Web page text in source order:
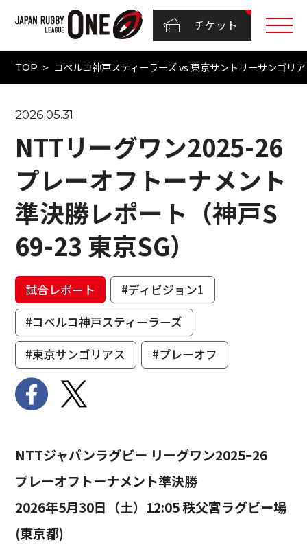
チケット
TOP コベルコ神戸スティーラーズ vs 東京サントリーサンゴ
2026.05.31
NTTリーグワン2025-26
プレーオフトーナメント
準決勝レポート（神戸S
69-23 東京SG）
試合レポート
#ディビジョン1
#コベルコ神戸スティーラーズ
#東京サンゴリアス
#プレーオフ
NTTジャパンラグビー リーグワン2025ｰ26
プレーオフトーナメント準決勝
2026年5月30日（土）12:05 秩父宮ラグビー場
(東京都)